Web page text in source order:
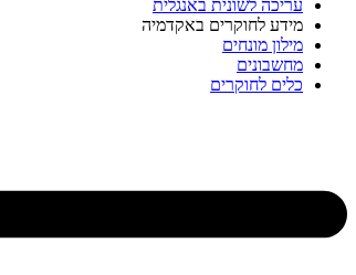
עריכה לשונית באנגלית
מידע לחוקרים באקדמיה
מילון מונחים
מחשבונים
כלים לחוקרים